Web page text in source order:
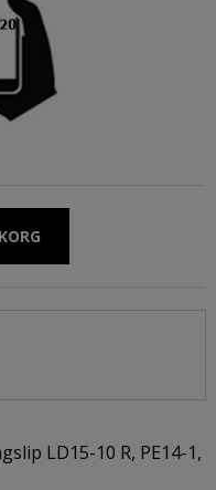
LD15-10 R, PE14-1,